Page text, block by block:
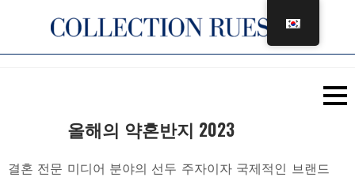
츠
기
올해의 약혼반지 2023
결혼 전문 미디어 분야의 선두 주자이자 국제적인 브랜드